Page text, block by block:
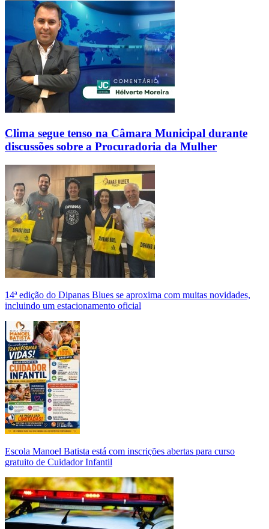
Clima segue tenso na Câmara Municipal durante
discussões sobre a Procuradoria da Mulher
14ª edição do Dipanas Blues se aproxima com muitas novidades,
incluindo um estacionamento oficial
Escola Manoel Batista está com inscrições abertas para curso
gratuito de Cuidador Infantil